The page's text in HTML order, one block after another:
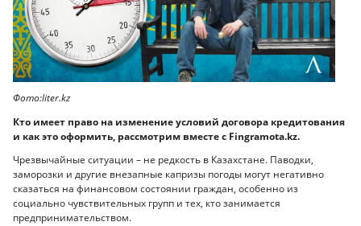
Фото:liter.kz
Кто имеет право на изменение условий договора кредитования
и как это оформить, рассмотрим вместе с Fingramota.kz.
Чрезвычайные ситуации – не редкость в Казахстане. Паводки,
заморозки и другие внезапные капризы погоды могут негативно
сказаться на финансовом состоянии граждан, особенно из
социально чувствительных групп и тех, кто занимается
предпринимательством.